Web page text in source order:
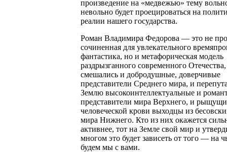
произведение на «медвежью» тему
невольно будет проецироваться на
реалии нашего государства.
Роман Владимира Федорова — это не
сочиненная для увлекательного
фантастика, но и метафорическая модель
раздрызганного современного
смешались и добродушные, доверчивые
представители Среднего мира, и
Землю высокоинтеллектуальные и
представители мира Верхнего, и
человеческой крови выходцы из
мира Нижнего. Кто из них окажется
активнее, тот на Земле свой мир и
многом это будет зависеть от того — на
будем мы с вами.